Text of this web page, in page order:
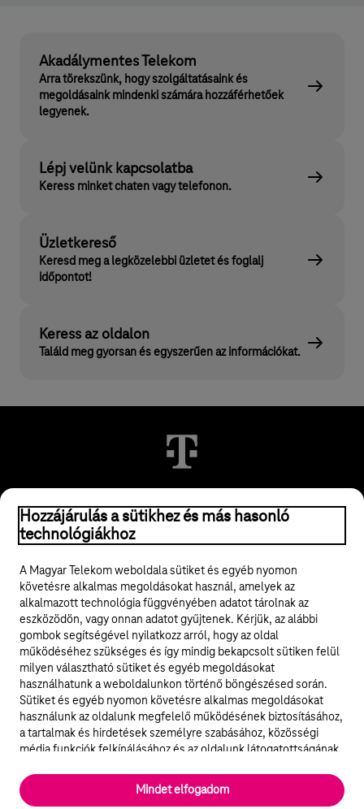
Akadálymentes Telekom
Arra törekszünk, hogy szolgáltatásaink és
megoldásaink mindenki számára hozzáférhetőek
legyenek.
Lépj velünk kapcsolatba
Keress minket chaten vagy telefonon.
Üzletkereső
Keresd meg a legközelebbi üzletet és foglalj
időpontot!
Keress az oldalon
Találd meg gyorsan és egyszerűen az információkat.
© 2026 Magyar Telekom Nyrt.
ÁSZF
Adatvédelem
Felhívások
Közösségi média
Cookie beállítások
Hozzájárulás a sütikhez és más hasonló
technológiákhoz
A Magyar Telekom weboldala sütiket és egyéb nyomon
követésre alkalmas megoldásokat használ, amelyek az
alkalmazott technológia függvényében adatot tárolnak az
eszközödön, vagy onnan adatot gyűjtenek. Kérjük, az alábbi
gombok segítségével nyilatkozz arról, hogy az oldal
működéséhez szükséges és így mindig bekapcsolt sütiken felül
milyen választható sütiket és egyéb megoldásokat
használhatunk a weboldalunkon történő böngészésed során.
Sütiket és egyéb nyomon követésre alkalmas megoldásokat
használunk az oldalunk megfelelő működésének biztosításához,
a tartalmak és hirdetések személyre szabásához, közösségi
média funkciók felkínálásához és az oldalunk látogatottságának
elengedhetetlenek a weboldal működéséhez és nem lehet
kikapcsolni őket a weboldal látogatása során rendszerünkből. A
Mindet elfogadom